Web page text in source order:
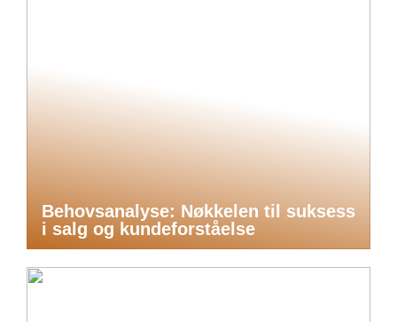
Behovsanalyse: Nøkkelen til suksess
i salg og kundeforståelse